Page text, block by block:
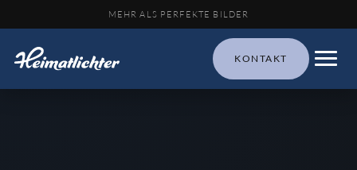
MEHR ALS PERFEKTE BILDER
KONTAKT